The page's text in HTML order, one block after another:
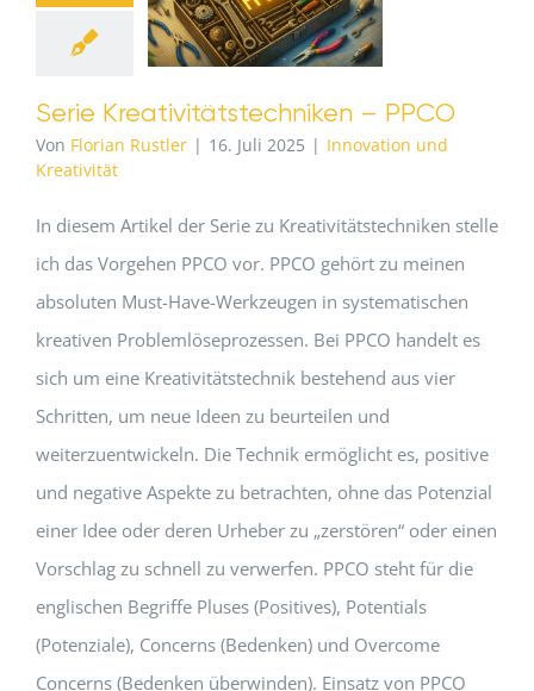
Serie Kreativitätstechniken – PPCO
Von Florian Rustler | 16. Juli 2025 | Innovation und
Kreativität
In diesem Artikel der Serie zu Kreativitätstechniken stelle
ich das Vorgehen PPCO vor. PPCO gehört zu meinen
absoluten Must-Have-Werkzeugen in systematischen
kreativen Problemlöseprozessen. Bei PPCO handelt es
sich um eine Kreativitätstechnik bestehend aus vier
Schritten, um neue Ideen zu beurteilen und
weiterzuentwickeln. Die Technik ermöglicht es, positive
und negative Aspekte zu betrachten, ohne das Potenzial
einer Idee oder deren Urheber zu „zerstören“ oder einen
Vorschlag zu schnell zu verwerfen. PPCO steht für die
englischen Begriffe Pluses (Positives), Potentials
(Potenziale), Concerns (Bedenken) und Overcome
Concerns (Bedenken überwinden). Einsatz von PPCO